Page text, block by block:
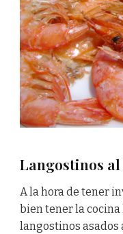
Langostinos
A la hora de tener
bien tener la
langostinos asados